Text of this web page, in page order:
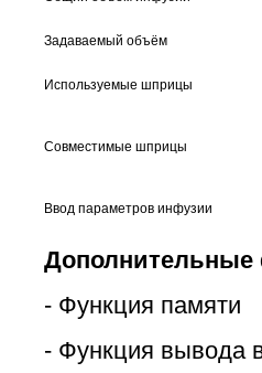
Задаваемый объём
Используемые шприцы
Совместимые шприцы
Ввод параметров инфузии
Дополнительные
- Функция памяти
- Функция вывода